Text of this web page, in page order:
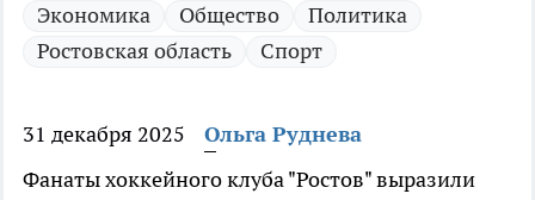
Экономика Общество
Политика
Ростовская область
Спорт
31 декабря 2025
Ольга Руднева
Фанаты хоккейного клуба "Ростов" выразили